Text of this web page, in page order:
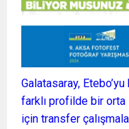
Galatasaray,
farklı profilde bir orta
için transfer